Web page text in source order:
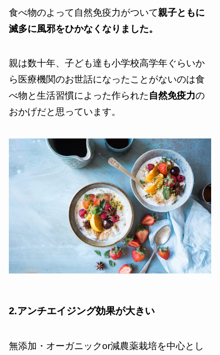
食べ物のよって自然免疫力がついて親子ともに
滅多に風邪をひかなくなりました。
親は数十年、子ども達も小学校高学年ぐらいか
ら医療機関のお世話になったことがないのは食
べ物と生活習慣によった作られた自然免疫力の
おかげだと思っています。
2.アンチエイジング効果が大きい
無添加・オーガニックor減農薬栽培を中心とし